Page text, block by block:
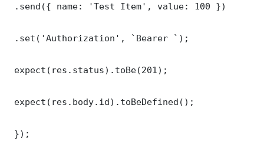
.send({ name: 'Test Item', value: 100 })
.set('Authorization', `Bearer `);
expect(res.status).toBe(201);
expect(res.body.id).toBeDefined();
});